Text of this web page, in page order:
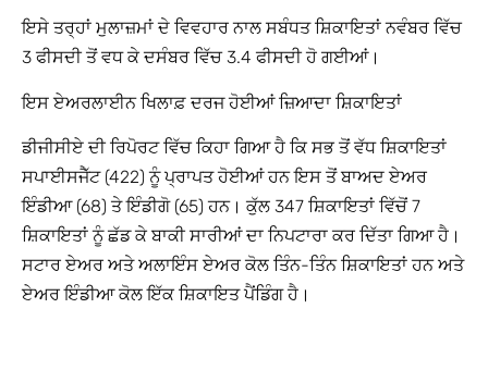
ਇਸੇ ਤਰ੍ਹਾਂ ਮੁਲਾਜ਼ਮਾਂ ਦੇ ਵਿਵਹਾਰ ਨਾਲ ਸਬੰਧਤ ਸ਼ਿਕਾਇਤਾਂ ਨਵੰਬਰ ਵਿੱਚ
3 ਫੀਸਦੀ ਤੋਂ ਵਧ ਕੇ ਦਸੰਬਰ ਵਿੱਚ 3.4 ਫੀਸਦੀ ਹੋ ਗਈਆਂ।
ਇਸ ਏਅਰਲਾਈਨ ਖਿਲਾਫ਼ ਦਰਜ ਹੋਈਆਂ ਜ਼ਿਆਦਾ ਸ਼ਿਕਾਇਤਾਂ
ਡੀਜੀਸੀਏ ਦੀ ਰਿਪੋਰਟ ਵਿੱਚ ਕਿਹਾ ਗਿਆ ਹੈ ਕਿ ਸਭ ਤੋਂ ਵੱਧ ਸ਼ਿਕਾਇਤਾਂ
ਸਪਾਈਸਜੈੱਟ (422) ਨੂੰ ਪ੍ਰਾਪਤ ਹੋਈਆਂ ਹਨ ਇਸ ਤੋਂ ਬਾਅਦ ਏਅਰ
ਇੰਡੀਆ (68) ਤੇ ਇੰਡੀਗੋ (65) ਹਨ। ਕੁੱਲ 347 ਸ਼ਿਕਾਇਤਾਂ ਵਿੱਚੋਂ 7
ਸ਼ਿਕਾਇਤਾਂ ਨੂੰ ਛੱਡ ਕੇ ਬਾਕੀ ਸਾਰੀਆਂ ਦਾ ਨਿਪਟਾਰਾ ਕਰ ਦਿੱਤਾ ਗਿਆ ਹੈ।
ਸਟਾਰ ਏਅਰ ਅਤੇ ਅਲਾਇੰਸ ਏਅਰ ਕੋਲ ਤਿੰਨ-ਤਿੰਨ ਸ਼ਿਕਾਇਤਾਂ ਹਨ ਅਤੇ
ਏਅਰ ਇੰਡੀਆ ਕੋਲ ਇੱਕ ਸ਼ਿਕਾਇਤ ਪੈਂਡਿੰਗ ਹੈ।